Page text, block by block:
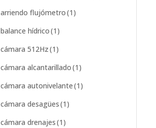
arriendo flujómetro(1)
balance hídrico(1)
cámara 512Hz(1)
cámara alcantarillado(1)
cámara autonivelante(1)
cámara desagües(1)
cámara drenajes(1)